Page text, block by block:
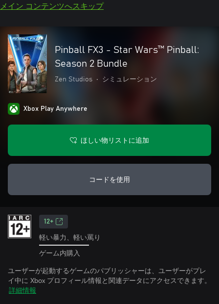
メイン コンテンツへスキップ
Pinball FX3 - Star Wars™ Pinball:
Season 2 Bundle
Zen Studios • シミュレーション
Xbox Play Anywhere
ほしい物リストに追加
コードを使用
12+
軽い暴力、軽い罵り
ゲーム内購入
ユーザーが起動するゲームのパブリッシャーは、ユーザーがプレ
イ中に Xbox プロフィール情報と関連データにアクセスできます。
詳細情報